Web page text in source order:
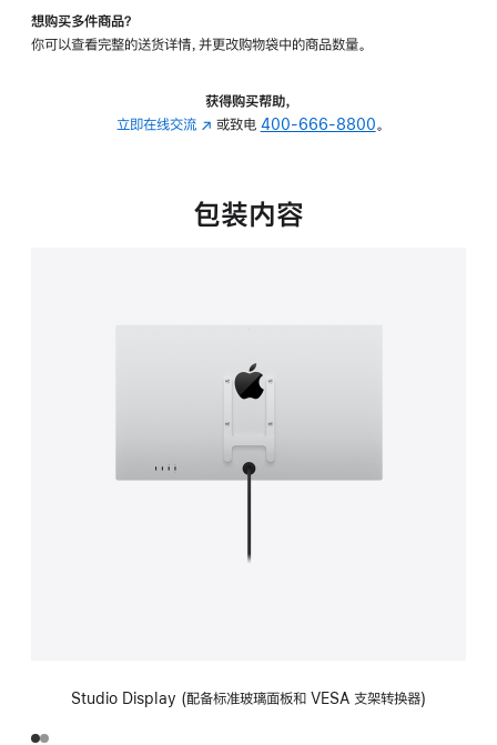
转
的
想购买多件商品？
你可以查看完整的送货详情，并更改购物袋中的商品数量。
获得购买帮助，
立即在线交流 (在
中
或致电 400-666-8800。
包装内容
Studio Display (配备标准玻璃面板和 VESA 支架转换器)